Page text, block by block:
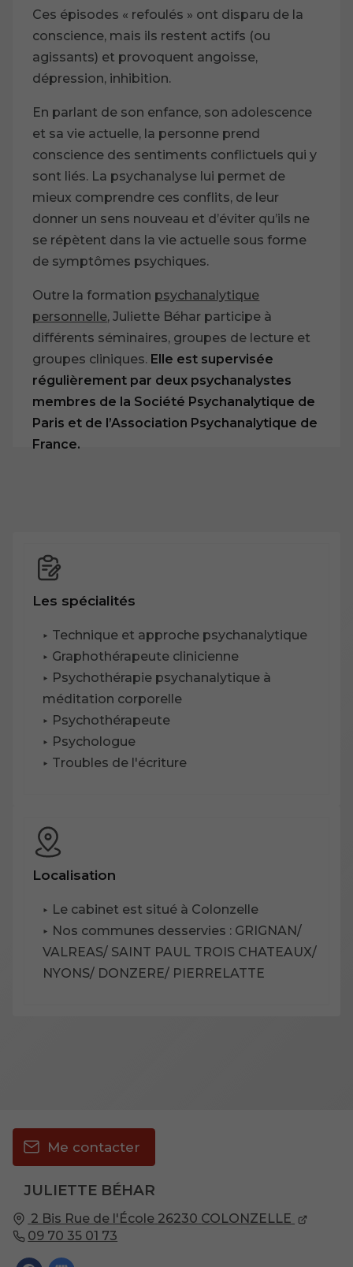
Ces épisodes « refoulés » ont disparu de la
conscience, mais ils restent actifs (ou
agissants) et provoquent angoisse,
dépression, inhibition.
En parlant de son enfance, son adolescence
et sa vie actuelle, la personne prend
conscience des sentiments conflictuels qui y
sont liés. La psychanalyse lui permet de
mieux comprendre ces conflits, de leur
donner un sens nouveau et d’éviter qu’ils ne
se répètent dans la vie actuelle sous forme
de symptômes psychiques.
Outre la formation psychanalytique
personnelle, Juliette Béhar participe à
différents séminaires, groupes de lecture et
groupes cliniques. Elle est supervisée
régulièrement par deux psychanalystes
membres de la Société Psychanalytique de
Paris et de l’Association Psychanalytique de
France.
Les spécialités
Technique et approche psychanalytique
Graphothérapeute clinicienne
Psychothérapie psychanalytique à
méditation corporelle
Psychothérapeute
Psychologue
Troubles de l'écriture
Localisation
Le cabinet est situé à Colonzelle
Nos communes desservies : GRIGNAN/
VALREAS/ SAINT PAUL TROIS CHATEAUX/
NYONS/ DONZERE/ PIERRELATTE
JULIETTE BÉHAR
2 Bis Rue de l'École 26230 COLONZELLE
09 70 35 01 73
Me contacter